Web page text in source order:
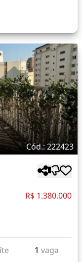
Cód.: 222423
R$ 1.380.000
1 vaga